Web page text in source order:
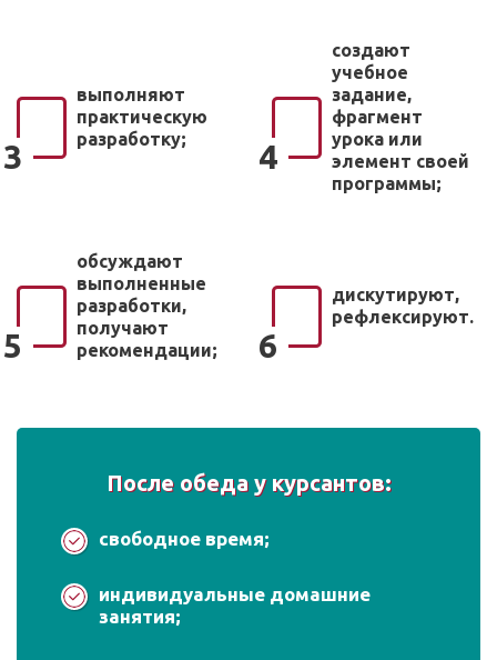
3
выполняют
практическую
разработку;
4
создают
учебное
задание,
фрагмент
урока или
элемент своей
программы;
5
обсуждают
выполненные
разработки,
получают
рекомендации;
6
дискутируют,
рефлексируют.
После обеда у курсантов:
свободное время;
индивидуальные домашние
занятия;